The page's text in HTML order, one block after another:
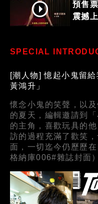
預售
震撼
SPECIAL
[潮人物] 憶起小鬼留
黃鴻升」
懷念小鬼的笑聲，以
的夏天，編輯邀請到
的主角，喜歡玩具的
訪的過程充滿了歡笑
面，一切迄今仍歷歷
格納庫006#雜誌封面